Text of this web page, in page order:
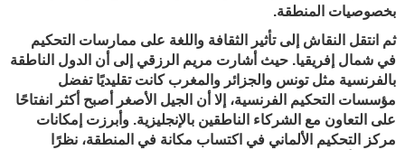
بخصوصيات المنطقة.
ثم انتقل النقاش إلى تأثير الثقافة واللغة على ممارسات التحكيم
في شمال إفريقيا. حيث أشارت مريم الرزقي إلى أن الدول الناطقة
بالفرنسية مثل تونس والجزائر والمغرب كانت تقليديًا تفضل
مؤسسات التحكيم الفرنسية، إلا أن الجيل الأصغر أصبح أكثر انفتاحًا
على التعاون مع الشركاء الناطقين بالإنجليزية. وأبرزت إمكانات
مركز التحكيم الألماني في اكتساب مكانة في المنطقة، نظرًا